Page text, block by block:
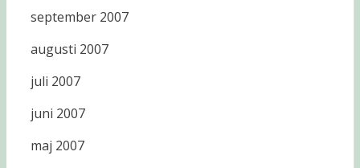
september 2007
augusti 2007
juli 2007
juni 2007
maj 2007